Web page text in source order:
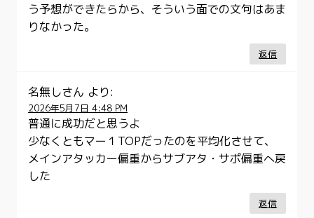
う予想ができたらから、そういう面での文句はあま
りなかった。
返信
名無しさん より:
2026年5月7日 4:48 PM
普通に成功だと思うよ
少なくともマー１TOPだったのを平均化させて、
メインアタッカー偏重からサブアタ・サポ偏重へ戻
した
返信